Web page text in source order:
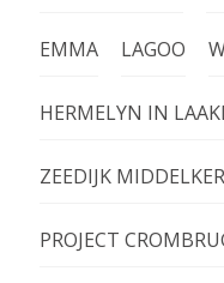
EMMA LAGOO
HERMELYN IN
ZEEDIJK
PROJECT